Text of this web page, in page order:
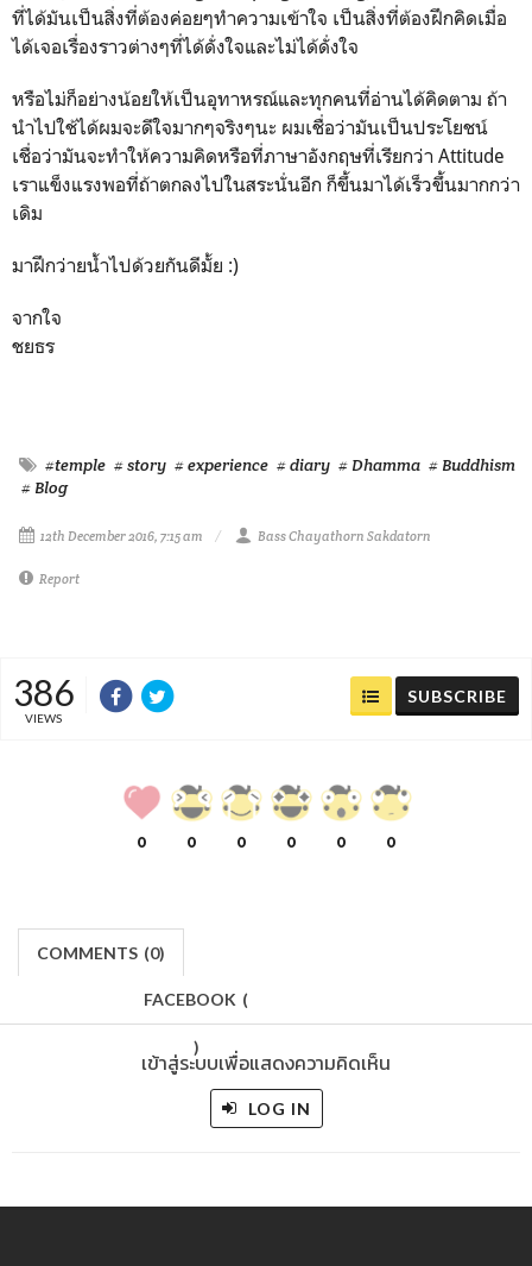
ที่ได้มันเป็นสิ่งที่ต้องค่อยๆทำความเข้าใจ เป็นสิ่งที่ต้องฝึกคิดเมื่อ
ได้เจอเรื่องราวต่างๆที่ได้ดั่งใจและไม่ได้ดั่งใจ
หรือไม่ก็อย่างน้อยให้เป็นอุทาหรณ์และทุกคนที่อ่านได้คิดตาม ถ้า
นำไปใช้ได้ผมจะดีใจมากๆจริงๆนะ ผมเชื่อว่ามันเป็นประโยชน์
เชื่อว่ามันจะทำให้ความคิดหรือที่ภาษาอังกฤษที่เรียกว่า Attitude
เราแข็งแรงพอที่ถ้าตกลงไปในสระนั่นอีก ก็ขึ้นมาได้เร็วขึ้นมากกว่า
เดิม
มาฝึกว่ายน้ำไปด้วยกันดีมั้ย :)
จากใจ
ชยธร
#temple # story # experience # diary # Dhamma # Buddhism
# Blog
12th December 2016, 7:15 am Bass Chayathorn Sakdatorn
Report
386
VIEWS
SUBSCRIBE
0 0 0 0 0 0
COMMENTS (0)
FACEBOOK (
)
เข้าสู่ระบบเพื่อแสดงความคิดเห็น
LOG IN